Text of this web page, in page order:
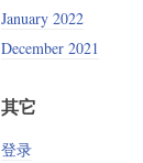
January 2022
December 2021
其它
登录